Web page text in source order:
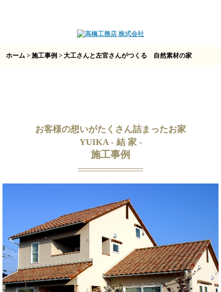
ホーム >施工事例 > 大工さんと左官さんがつくる 自然素材の家
お客様の想いがたくさん詰まったお家
YUIKA - 結 家 -
施工事例